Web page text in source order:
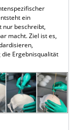
ein
nur beschreibt,
macht. Ziel ist es,
Ergebnisqualität